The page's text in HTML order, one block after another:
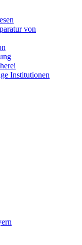
von
Institutionen